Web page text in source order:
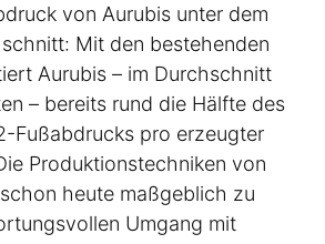
von Aurubis unter dem
Mit den bestehenden
Aurubis – im Durchschnitt
– bereits rund die Hälfte des
Fußabdrucks pro erzeugter
Produktionstechniken von
heute maßgeblich zu
Umgang mit